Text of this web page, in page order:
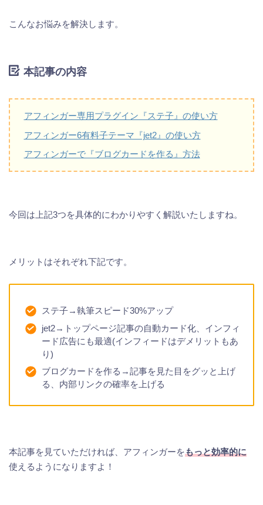
こんなお悩みを解決します。
本記事の内容
アフィンガー専用プラグイン『ステ子』の使い方
アフィンガー6有料子テーマ『jet2』の使い方
アフィンガーで『ブログカードを作る』方法
今回は上記3つを具体的にわかりやすく解説いたしますね。
メリットはそれぞれ下記です。
ステ子→執筆スピード30%アップ
jet2→トップページ記事の自動カード化、インフィ
ード広告にも最適(インフィードはデメリットもあ
り)
ブログカードを作る→記事を見た目をグッと上げ
る、内部リンクの確率を上げる
本記事を見ていただければ、アフィンガーをもっと効率的に
使えるようになりますよ！